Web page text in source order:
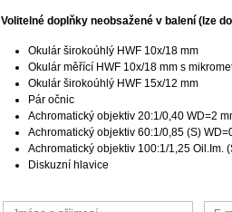
Volitelné doplňky neobsažené v balení (lze
Okulár širokoúhlý HWF 10x/18 mm
Okulár měřící HWF 10x/18 mm s
Okulár širokoúhlý HWF 15x/12 mm
Pár očnic
Achromatický objektiv 20:1/0,40 WD=2
Achromatický objektiv 60:1/0,85 (S)
Achromatický objektiv 100:1/1,25 Oil.Im.
Diskuzní hlavice